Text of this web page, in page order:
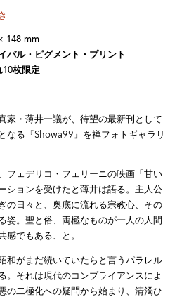
148 mm
バル・ピグメント・プリント
10枚限定
家・薄井一議が、待望の最新刊として
なる『Showa99』を禅フォトギャラリ
フェデリコ・フェリーニの映画「甘い
ションを受けたと薄井は語る。主人公
の日々と、奥底に流れる宗教心、その
姿。聖と俗、両極なものが一人の人間
感でもある、と。
和がまだ続いていたらと言うパラレル
。それは現代のコンプライアンスによ
の二極化への疑問から始まり、清濁ひ